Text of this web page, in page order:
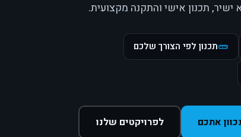
ישיר, תכנון אישי והתקנה מקצועית.
תכנון לפי הצורך שלכם
אתכם לפרויקטים שלנו